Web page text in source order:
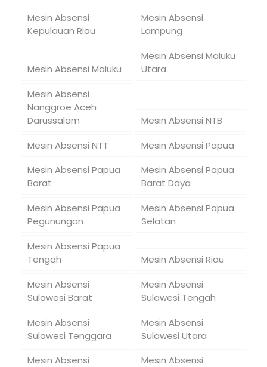
Mesin Absensi
Kepulauan Riau
Mesin Absensi
Lampung
Mesin Absensi Maluku
Mesin Absensi Maluku
Utara
Mesin Absensi
Nanggroe Aceh
Darussalam
Mesin Absensi NTB
Mesin Absensi NTT
Mesin Absensi Papua
Mesin Absensi Papua
Barat
Mesin Absensi Papua
Barat Daya
Mesin Absensi Papua
Pegunungan
Mesin Absensi Papua
Selatan
Mesin Absensi Papua
Tengah
Mesin Absensi Riau
Mesin Absensi
Sulawesi Barat
Mesin Absensi
Sulawesi Tengah
Mesin Absensi
Sulawesi Tenggara
Mesin Absensi
Sulawesi Utara
Mesin Absensi
Mesin Absensi